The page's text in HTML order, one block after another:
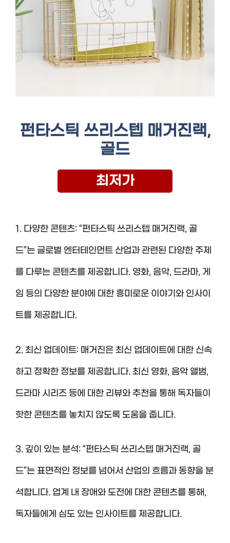
펀타스틱 쓰리스텝 매거진랙,
골드
최저가
1. 다양한 콘텐츠: “펀타스틱 쓰리스텝 매거진랙, 골
드”는 글로벌 엔터테인먼트 산업과 관련된 다양한 주제
를 다루는 콘텐츠를 제공합니다. 영화, 음악, 드라마, 게
임 등의 다양한 분야에 대한 흥미로운 이야기와 인사이
트를 제공합니다.
2. 최신 업데이트: 매거진은 최신 업데이트에 대한 신속
하고 정확한 정보를 제공합니다. 최신 영화, 음악 앨범,
드라마 시리즈 등에 대한 리뷰와 추천을 통해 독자들이
핫한 콘텐츠를 놓치지 않도록 도움을 줍니다.
3. 깊이 있는 분석: “펀타스틱 쓰리스텝 매거진랙, 골
드”는 표면적인 정보를 넘어서 산업의 흐름과 동향을 분
석합니다. 업계 내 장애와 도전에 대한 콘텐츠를 통해,
독자들에게 심도 있는 인사이트를 제공합니다.